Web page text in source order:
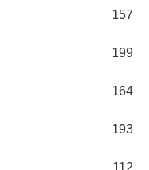
157
199
164
193
112